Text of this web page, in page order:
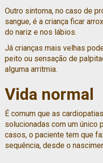
Outro sintoma, no caso de
sangue, é a criança ficar
do nariz e nos lábios.
Já crianças mais velhas
peito ou sensação de
alguma arritmia.
Vida normal
É comum que as
solucionadas com um único
casos, o paciente tem que
sequência, desde o